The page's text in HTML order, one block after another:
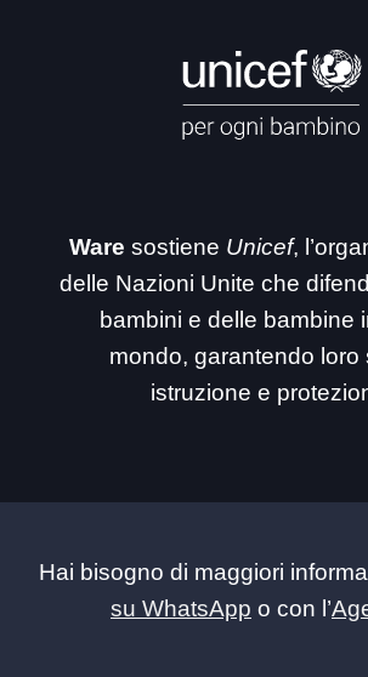
Ware sostiene Unicef,
delle Nazioni Unite che
bambini e delle bambine
mondo, garantendo loro
istruzione e
Hai bisogno di maggiori
su WhatsApp o con l’